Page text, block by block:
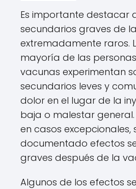
Es importante destacar
secundarios graves de
extremadamente raros.
mayoría de las
vacunas experimentan
secundarios leves y
dolor en el lugar de la
baja o malestar
en casos excepcionales,
documentado efectos
graves después de la
Algunos de los efectos